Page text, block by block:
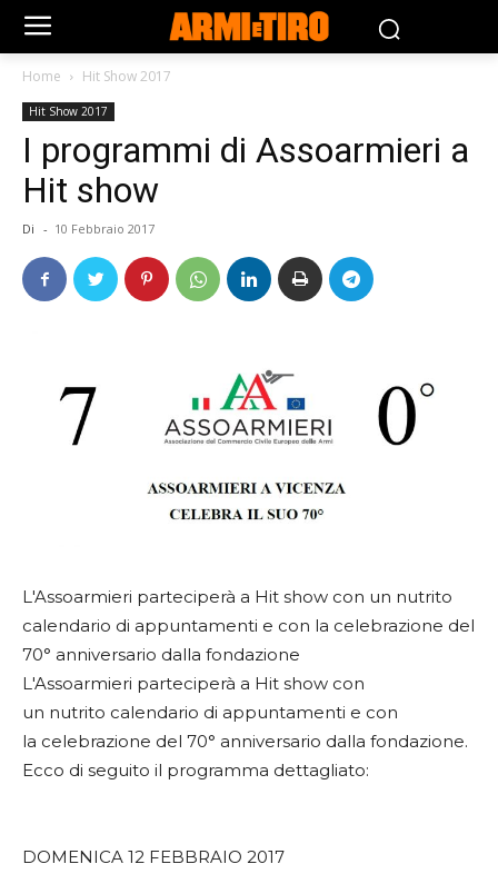
Home Hit Show 2017
Hit Show 2017
I programmi di Assoarmieri a
Hit show
Di - 10 Febbraio 2017
L'Assoarmieri parteciperà a Hit show con un nutrito
calendario di appuntamenti e con la celebrazione del
70° anniversario dalla fondazione
L'Assoarmieri parteciperà a Hit show con
un nutrito calendario di appuntamenti e con
la celebrazione del 70° anniversario dalla fondazione.
Ecco di seguito il programma dettagliato:
DOMENICA 12 FEBBRAIO 2017